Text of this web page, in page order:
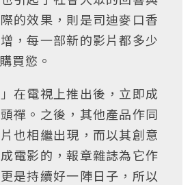
的效果，則是司迪麥口香
，每一部新的影片都多少
買慾。
」在電視上推出後，立即成
禪。之後，其他產品作同
也相繼出現，而以其創意
電影的，報章雜誌為它作
是持續好一陣日子，所以